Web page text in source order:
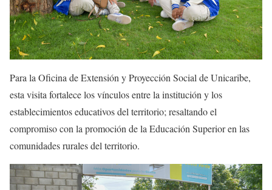
Para la Oficina de Extensión y Proyección Social de Unicaribe,
esta visita fortalece los vínculos entre la institución y los
establecimientos educativos del territorio; resaltando el
compromiso con la promoción de la Educación Superior en las
comunidades rurales del territorio.